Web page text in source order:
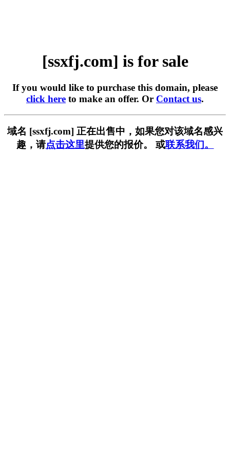
[ssxfj.com] is for sale
If you would like to purchase this domain, please
click here to make an offer. Or Contact us.
域名 [ssxfj.com] 正在出售中，如果您对该域名感兴
趣，请点击这里提供您的报价。 或联系我们。